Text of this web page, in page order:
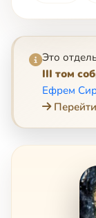
Это
III том
Ефрем